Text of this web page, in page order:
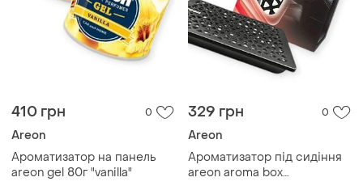
410 грн 0
Areon
Ароматизатор на панель
areon gel 80г "vanilla"
329 грн 0
Areon
Ароматизатор під сидіння
areon aroma box